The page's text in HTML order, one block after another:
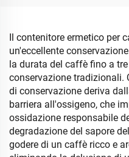
Il contenitore ermetico per
un'eccellente
la durata del caffè fino a
conservazione tradizionali.
di conservazione deriva
barriera all'ossigeno, che
ossidazione responsabile
degradazione del sapore
godere di un caffè ricco e